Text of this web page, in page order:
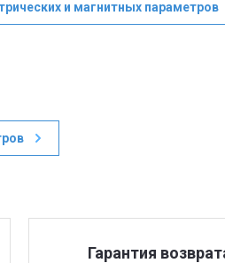
и магнитных параметров
Гарантия